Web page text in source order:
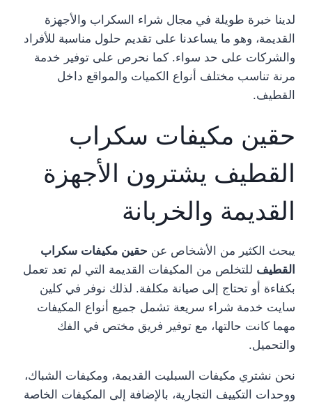
لدينا خبرة طويلة في مجال شراء السكراب والأجهزة
القديمة، وهو ما يساعدنا على تقديم حلول مناسبة للأفراد
والشركات على حد سواء. كما نحرص على توفير خدمة
مرنة تناسب مختلف أنواع الكميات والمواقع داخل
القطيف.
حقين مكيفات سكراب
القطيف يشترون الأجهزة
القديمة والخربانة
يبحث الكثير من الأشخاص عن حقين مكيفات سكراب
القطيف للتخلص من المكيفات القديمة التي لم تعد تعمل
بكفاءة أو تحتاج إلى صيانة مكلفة. لذلك نوفر في كلين
سايت خدمة شراء سريعة تشمل جميع أنواع المكيفات
مهما كانت حالتها، مع توفير فريق مختص في الفك
والتحميل.
نحن نشتري مكيفات السبليت القديمة، ومكيفات الشباك،
ووحدات التكييف التجارية، بالإضافة إلى المكيفات الخاصة